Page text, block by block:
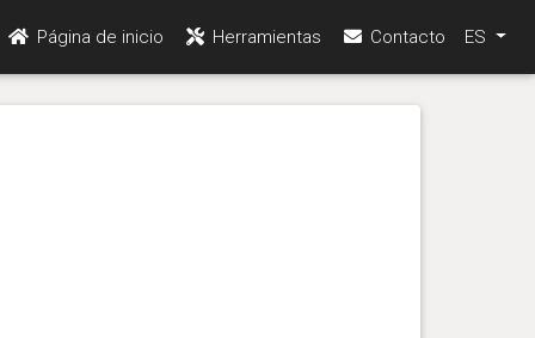
Página de inicio Herramientas Contacto ES